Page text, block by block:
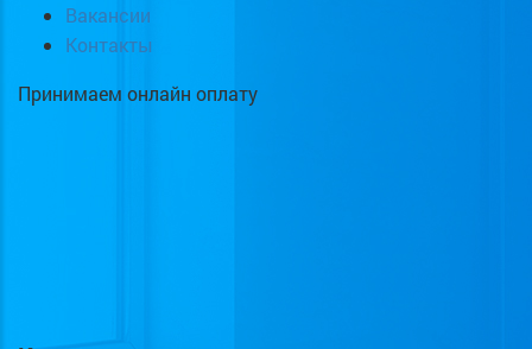
Вакансии
Контакты
Принимаем онлайн оплату